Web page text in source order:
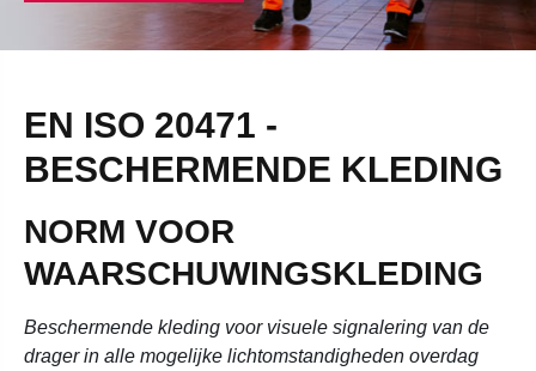
EN ISO 20471 -
BESCHERMENDE KLEDING
NORM VOOR
WAARSCHUWINGSKLEDING
Beschermende kleding voor visuele signalering van de
drager in alle mogelijke lichtomstandigheden overdag